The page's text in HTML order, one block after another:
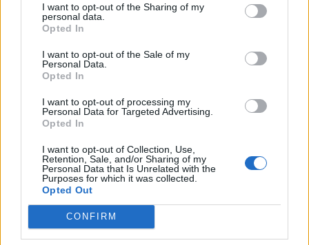
I want to opt-out of the Sharing of my
personal data.
Opted In
I want to opt-out of the Sale of my
Personal Data.
Opted In
I want to opt-out of processing my
Personal Data for Targeted Advertising.
Opted In
I want to opt-out of Collection, Use,
Retention, Sale, and/or Sharing of my
Personal Data that Is Unrelated with the
Purposes for which it was collected.
Opted Out
CONFIRM
Sütibeállítások
Médiatér
Liget
Krónika
Bihari Napló
Erdélyi Napló
Főtér